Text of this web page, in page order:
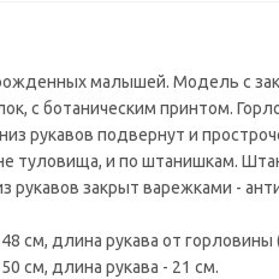
малышей. Модель с
с ботаническим принтом.
рукавов подвернут и
туловища, и по штанишкам.
рукавов закрыт варежками -
см, длина рукава от горловины
см, длина рукава - 21 см.